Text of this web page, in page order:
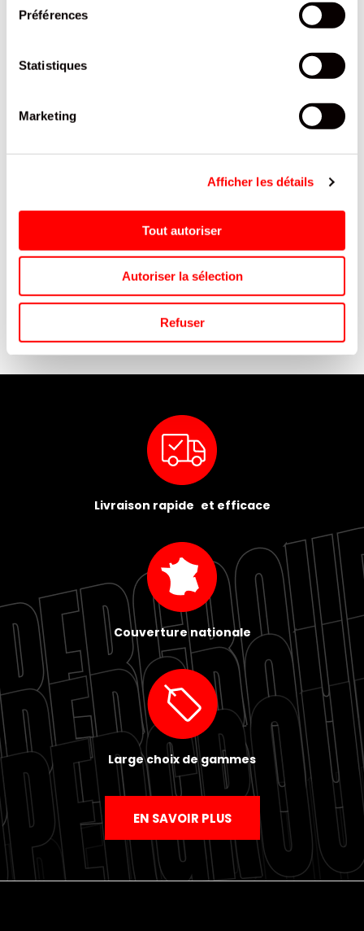
Préférences
Statistiques
Marketing
Afficher les détails
Tout autoriser
Autoriser la sélection
Refuser
PRODUITS QUI POURRAIENT VOUS
CAISSETTE CALYPSO PAPIER
INGRAISSABLE BLANC N°88 /
DAO PASTEQUE - BOUTEILLE
VERRE PERDU 29 CL / 24
Livraison rapide et efficace
Couverture nationale
Large choix de gammes
EN SAVOIR PLUS